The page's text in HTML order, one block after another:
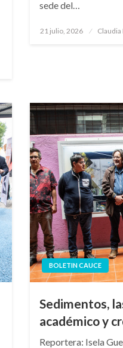
sede del…
Publicado
21 julio, 2026 Claudia
BOLETIN CAUCE
Sedimentos,
académico y
Reportera: Isela